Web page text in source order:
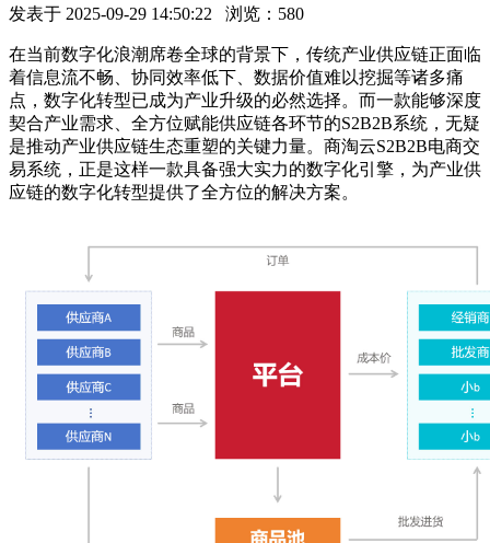
发表于 2025-09-29 14:50:22 浏览：580
在当前数字化浪潮席卷全球的背景下，传统产业供应链正面临
着信息流不畅、协同效率低下、数据价值难以挖掘等诸多痛
点，数字化转型已成为产业升级的必然选择。而一款能够深度
契合产业需求、全方位赋能供应链各环节的S2B2B系统，无疑
是推动产业供应链生态重塑的关键力量。商淘云S2B2B电商交
易系统，正是这样一款具备强大实力的数字化引擎，为产业供
应链的数字化转型提供了全方位的解决方案。